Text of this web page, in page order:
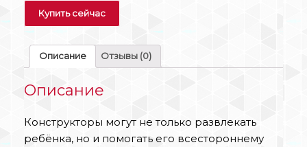
Купить сейчас
Описание Отзывы (0)
Описание
Конструкторы могут не только развлекать
ребёнка, но и помогать его всестороннему